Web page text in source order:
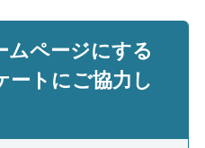
ムページにする
ートにご協力し